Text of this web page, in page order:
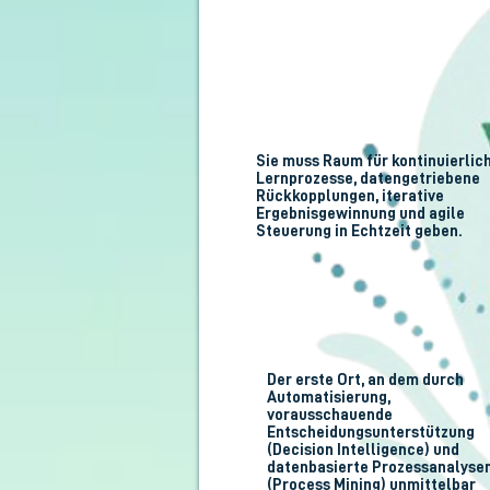
Der erste Ort, an dem durch
Automatisierung,
vorausschauende
Entscheidungsunterstützung
(Decision Intelligence) und
datenbasierte
(Process Mining) unmittelbar
Sie muss Raum für
Lernprozesse, datengetriebene
Rückkopplungen, iterative
Ergebnisgewinnung und agile
Steuerung in Echtzeit geben.